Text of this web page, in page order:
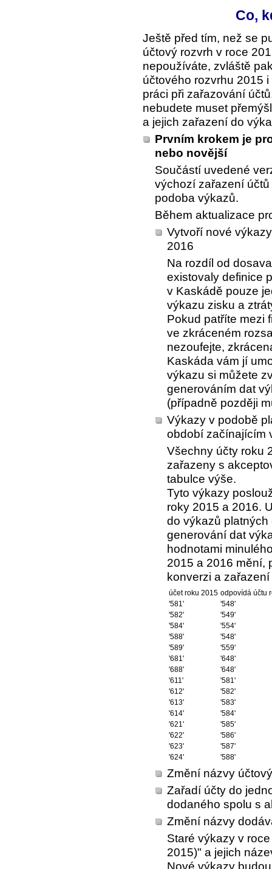
Co,
Ještě před tím, než se
účtový rozvrh v roce
nepoužíváte, zvláště
účtového rozvrhu 2015
práci při zařazování
nebudete muset
a jejich zařazení do
Prvním krokem je
nebo novější
Součástí uvedené
výchozí zařazení
podoba výkazů.
Během aktualizace
Vytvoří nové
2016
Na rozdíl od
existovaly definice
v Kaskádě pouze
výkazu zisku a
Pokud patříte mezi
ve zkráceném
nezoufejte,
Kaskáda vám jí
výkazu si můžete
generováním dat
(případně později
Výkazy v podobě
období začínajícím
Všechny účty roku
zařazeny s
tabulce výše.
Tyto výkazy
roky 2015 a 2016.
do výkazů platných
generování dat
hodnotami
2015 a 2016 mění,
konverzi a
účet roku 2015 odpovídá účtu
'581'
'548'
'582'
'549'
'584'
'554'
'588'
'548'
'589'
'559'
'681'
'648'
'688'
'648'
'611'
'581'
'612'
'582'
'613'
'583'
'614'
'584'
'621'
'585'
'622'
'586'
'623'
'587'
'624'
'588'
Změní názvy
Zařadí účty do
dodaného spolu s
Změní názvy
Staré výkazy v
2015)" a jejich